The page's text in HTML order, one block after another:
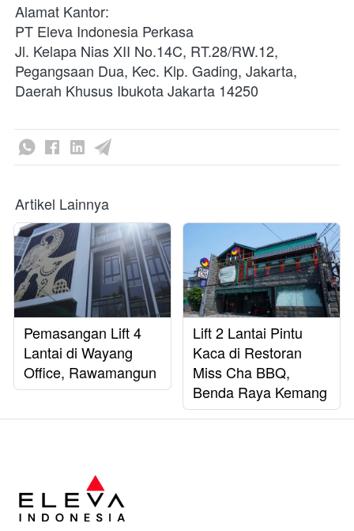
Alamat Kantor:
PT Eleva Indonesia Perkasa
Jl. Kelapa Nias XII No.14C, RT.28/RW.12,
Pegangsaan Dua, Kec. Klp. Gading, Jakarta,
Daerah Khusus Ibukota Jakarta 14250
Artikel Lainnya
Pemasangan Lift 4
Lantai di Wayang
Office, Rawamangun
Lift 2 Lantai Pintu
Kaca di Restoran
Miss Cha BBQ,
Benda Raya Kemang